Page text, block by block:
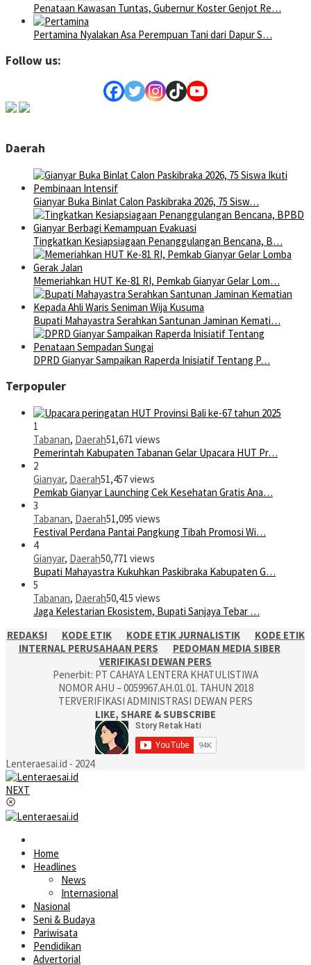
Penataan Kawasan Tuntas, Gubernur Koster Genjot Re…
Pertamina Nyalakan Asa Perempuan Tani dari Dapur S…
Follow us:
Daerah
Gianyar Buka Binlat Calon Paskibraka 2026, 75 Sisw…
Tingkatkan Kesiapsiagaan Penanggulangan Bencana, B…
Memeriahkan HUT Ke-81 RI, Pemkab Gianyar Gelar Lom…
Bupati Mahayastra Serahkan Santunan Jaminan Kemati…
DPRD Gianyar Sampaikan Raperda Inisiatif Tentang P…
Terpopuler
1
Tabanan, Daerah51,671 views
Pemerintah Kabupaten Tabanan Gelar Upacara HUT Pr…
2
Gianyar, Daerah51,457 views
Pemkab Gianyar Launching Cek Kesehatan Gratis Ana…
3
Tabanan, Daerah51,095 views
Festival Perdana Pantai Pangkung Tibah Promosi Wi…
4
Gianyar, Daerah50,771 views
Bupati Mahayastra Kukuhkan Paskibraka Kabupaten G…
5
Tabanan, Daerah50,415 views
Jaga Kelestarian Ekosistem, Bupati Sanjaya Tebar …
REDAKSI
KODE ETIK KODE ETIK JURNALISTIK
KODE ETIK
INTERNAL PERUSAHAAN PERS
PEDOMAN MEDIA SIBER
VERIFIKASI DEWAN PERS
Penerbit: PT CAHAYA LENTERA KHATULISTIWA
NOMOR AHU – 0059967.AH.01.01. TAHUN 2018
TERVERIFIKASI ADMINISTRASI DEWAN PERS
LIKE, SHARE & SUBSCRIBE
Lenteraesai.id - 2024
NEXT
Home
Headlines
News
Internasional
Nasional
Seni & Budaya
Pariwisata
Pendidikan
Advertorial